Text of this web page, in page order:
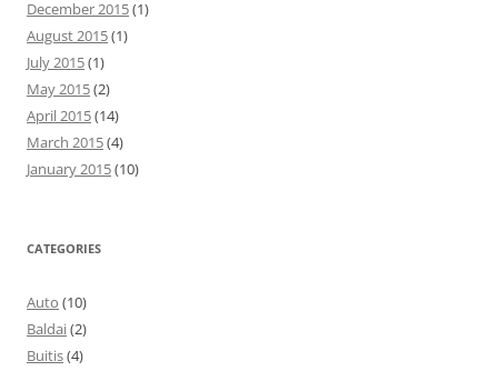
December 2015(1)
August 2015(1)
July 2015(1)
May 2015(2)
April 2015(14)
March 2015(4)
January 2015(10)
CATEGORIES
Auto (10)
Baldai(2)
Buitis(4)